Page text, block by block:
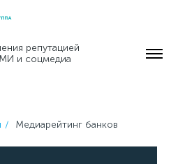
репутацией
и соцмедиа
Медиарейтинг банков